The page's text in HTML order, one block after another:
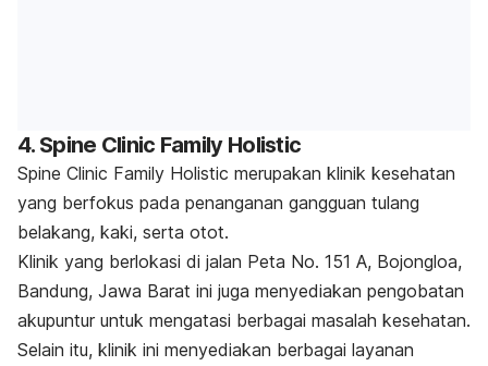
4. Spine Clinic Family Holistic
Spine Clinic Family Holistic merupakan klinik kesehatan
yang berfokus pada penanganan gangguan tulang
belakang, kaki, serta otot.
Klinik yang berlokasi di jalan Peta No. 151 A, Bojongloa,
Bandung, Jawa Barat ini juga menyediakan pengobatan
akupuntur untuk mengatasi berbagai masalah kesehatan.
Selain itu, klinik ini menyediakan berbagai layanan